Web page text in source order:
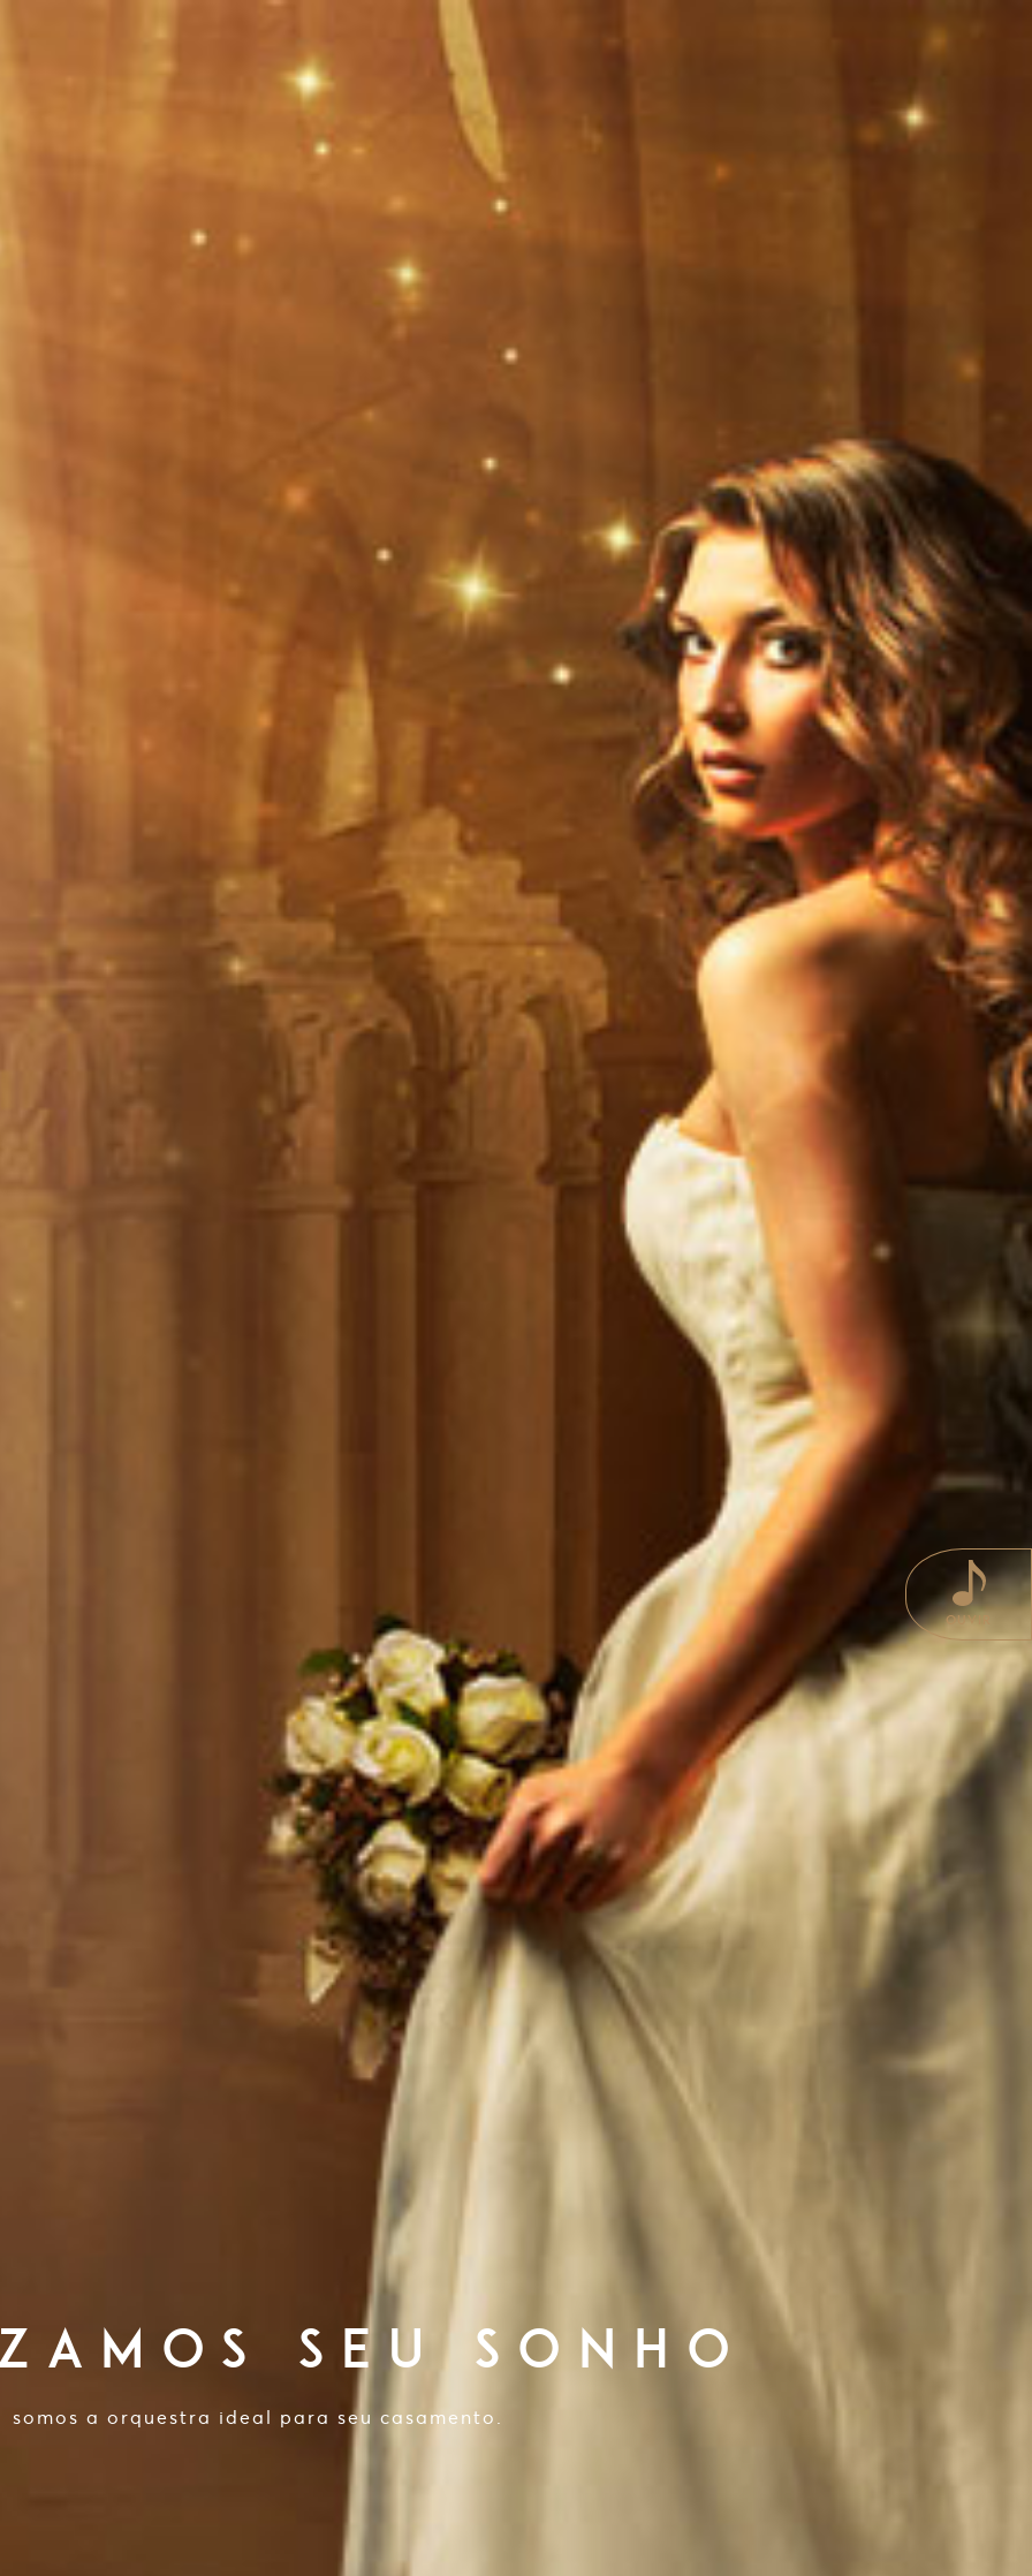
SEU SONHO
somos a orquestra ideal para seu casamento.
OUVIR